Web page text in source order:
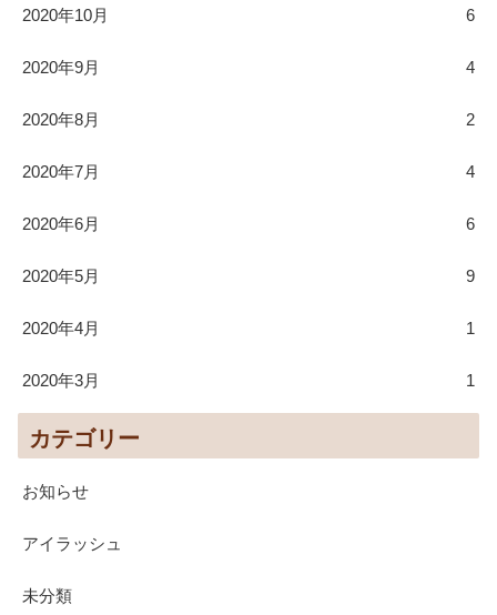
2020年10月 6
2020年9月 4
2020年8月 2
2020年7月 4
2020年6月 6
2020年5月 9
2020年4月 1
2020年3月 1
カテゴリー
お知らせ
アイラッシュ
未分類